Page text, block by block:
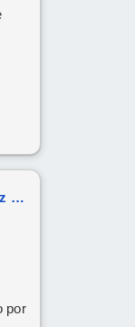
Gaspar Gázquez Galera
por